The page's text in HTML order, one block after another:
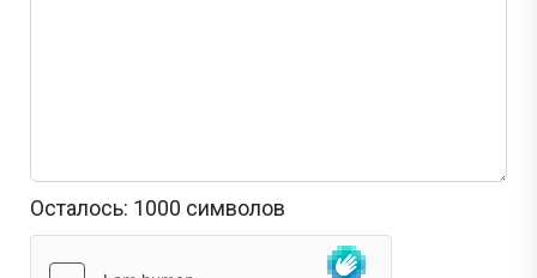
Осталось: 1000 символов